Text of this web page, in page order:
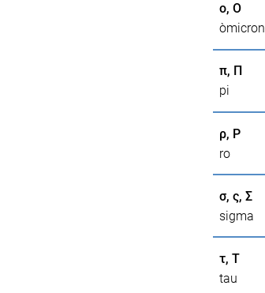
ο, Ο
òmicron
π, Π
pi
ρ, Ρ
ro
σ, ς, Σ
sigma
τ, Τ
tau